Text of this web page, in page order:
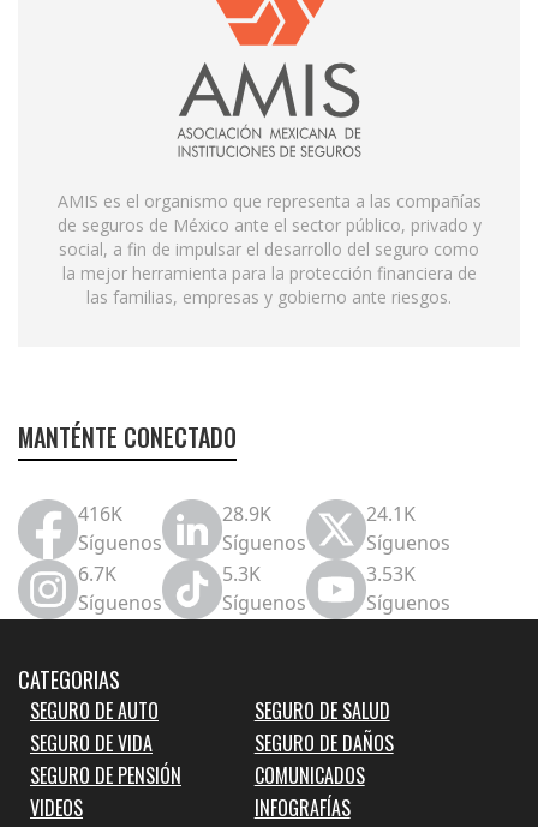
AMIS es el organismo que representa a las compañías
de seguros de México ante el sector público, privado y
social, a fin de impulsar el desarrollo del seguro como
la mejor herramienta para la protección financiera de
las familias, empresas y gobierno ante riesgos.
MANTÉNTE CONECTADO
416K
Síguenos
28.9K
Síguenos
24.1K
Síguenos
6.7K
Síguenos
5.3K
Síguenos
3.53K
Síguenos
CATEGORIAS
SEGURO DE AUTO
SEGURO DE SALUD
SEGURO DE VIDA
SEGURO DE DAÑOS
SEGURO DE PENSIÓN
COMUNICADOS
VIDEOS
INFOGRAFÍAS